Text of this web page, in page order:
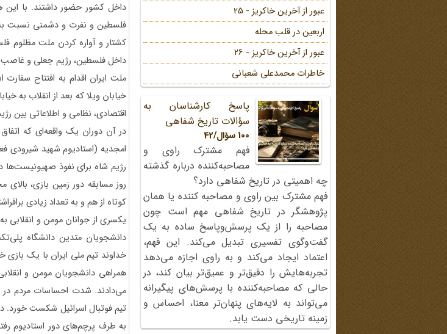
داخل کشور حضور داشتند. با
فلسطین و نفرت و دشمنی نسبت
کشتار و آواره کردن ملت مظلوم
داخل فلسطین، رژیم جعلی و غاصب
خیابان ویلا که بعد از انقلاب به
اقتصادی، نظامی و اطلاعاتی بین
در آن دوران یک واقعه‌ای که اتفاق
امجدیه (استادیوم شهید شیرودی
رژیم شاه برای نفوذ صهیونیست‌ها
روز مسابقه دور زمین بازی،
کوتاه از هم و به تعداد زیادی
یکسری از جوانان مومن و انقلابی
دانشجویان متدین دانشگاه
خداوند تیم ملی ایران با یک
همراهی دانشجویان مومن و
می‌دادند. شدت احساسات مردم در
تیم فوتبال اسرائیل شکست خورد.
به طرف پرچم‌های دور استادیوم
عبور از آخرین خاکریز - 25
اربعین در قلب محله
عبور از آخرین خاکریز - 26
خاطرات محمد‌علی شعبانی
پاسخ کارشناسان به
سؤالات تاریخ شفاهی
100 سؤال/42
فهم مشترک راوی و
مصاحبه‌کننده درباره گذشته
چه اهمیتی در تاریخ شفاهی دارد؟
فهم مشترک بین راوی و مصاحبه کننده یا همان
پژوهشگر در تاریخ شفاهی مهم است چون
مصاحبه را از یک پرسش‌وپاسخ ساده به یک
گفت‌وگوی تفسیری تبدیل می‌کند. این فهم،
اعتماد ایجاد می‌کند و به راوی اجازه می‌دهد
تجربه‌هایش را دقیق‌تر و عمیق‌تر بیان کند، در
حالی که مصاحبه‌کننده با پرسش‌های پیگیرانه
می‌تواند به لایه‌های پنهان‌تر معنا، احساس و
زمینه تاریخی دست یابد.